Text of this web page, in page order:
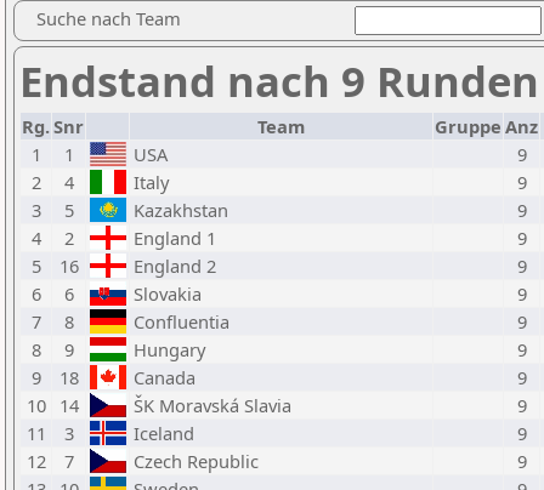
Suche nach Team
Endstand nach 9 Runden
Rg.Snr Team Gruppe Anz
1
1 USA
9
2
4 Italy
9
3
5 Kazakhstan
9
4
2 England 1
9
5
16 England 2
9
6
6 Slovakia
9
7
8 Confluentia
9
8
9 Hungary
9
9
18 Canada
9
10 14 ŠK Moravská Slavia
9
11
3 Iceland
9
12
7 Czech Republic
9